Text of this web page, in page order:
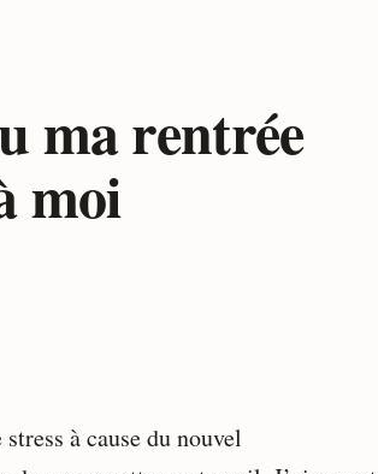
ma rentrée
moi
à cause du nouvel